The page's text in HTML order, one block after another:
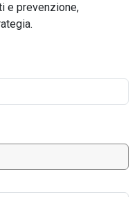
e prevenzione,